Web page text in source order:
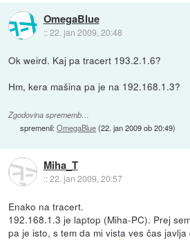
OmegaBlue
::22. jan 2009, 20:48
Ok weird. Kaj pa tracert 193.2.1.6?
Hm, kera mašina pa je na 192.168.1.3?
Zgodovina sprememb…
spremenil:OmegaBlue(22. jan 2009 ob 20:49)
Miha_T
::22. jan 2009, 20:57
Enako na tracert.
192.168.1.3 je laptop (Miha-PC). Prej
pa je isto, s tem da mi vista ves čas